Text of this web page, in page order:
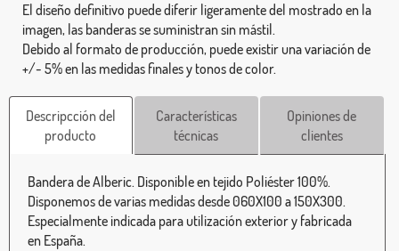
El diseño definitivo puede diferir ligeramente del mostrado en la
imagen, las banderas se suministran sin mástil.
Debido al formato de producción, puede existir una variación de
+/- 5% en las medidas finales y tonos de color.
Descripcción del
producto
Características
técnicas
Opiniones de
clientes
Bandera de Alberic. Disponible en tejido Poliéster 100%.
Disponemos de varias medidas desde 060X100 a 150X300.
Especialmente indicada para utilización exterior y fabricada
en España.